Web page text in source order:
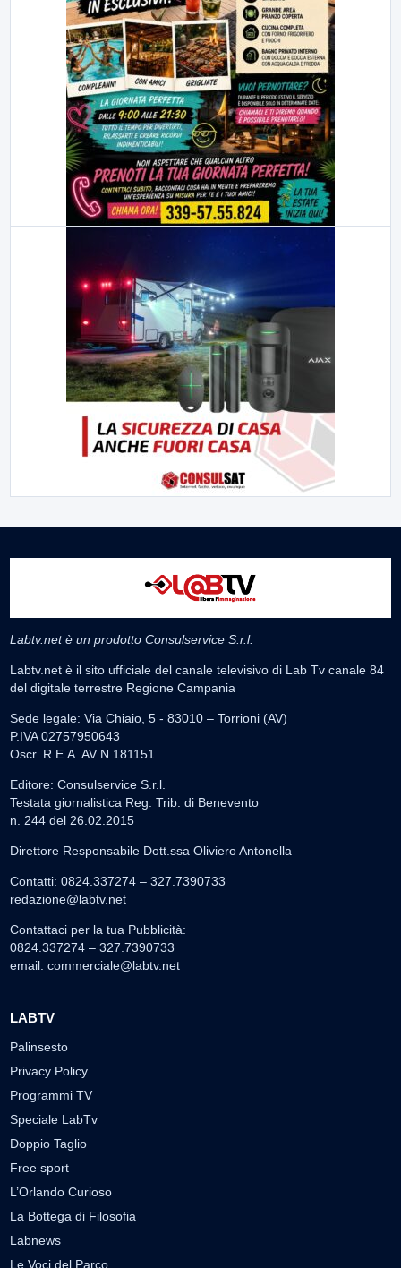
Labtv.net è un prodotto Consulservice S.r.l.
Labtv.net è il sito ufficiale del canale televisivo di Lab Tv canale 84
del digitale terrestre Regione Campania
Sede legale: Via Chiaio, 5 - 83010 – Torrioni (AV)
P.IVA 02757950643
Oscr. R.E.A. AV N.181151
Editore: Consulservice S.r.l.
Testata giornalistica Reg. Trib. di Benevento
n. 244 del 26.02.2015
Direttore Responsabile Dott.ssa Oliviero Antonella
Contatti: 0824.337274 – 327.7390733
redazione@labtv.net
Contattaci per la tua Pubblicità:
0824.337274 – 327.7390733
email: commerciale@labtv.net
LABTV
Palinsesto
Privacy Policy
Programmi TV
Speciale LabTv
Doppio Taglio
Free sport
L’Orlando Curioso
La Bottega di Filosofia
Labnews
Le Voci del Parco